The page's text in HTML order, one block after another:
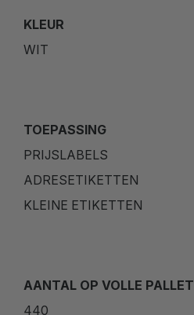
KLEUR
WIT
TOEPASSING
PRIJSLABELS
ADRESETIKETTEN
KLEINE ETIKETTEN
AANTAL OP VOLLE PALLET
440